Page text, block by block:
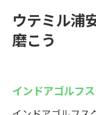
クラブ
駅から
若者が
ウテミル浦
ウテミル浦
磨こう
インドアゴルフ